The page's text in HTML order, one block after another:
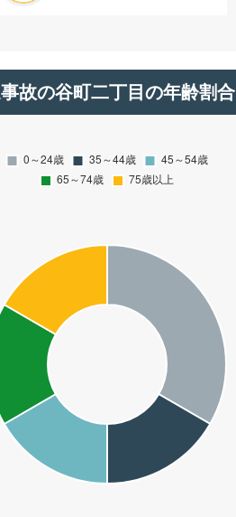
故の谷町二丁目の年齢割合